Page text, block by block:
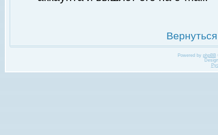
Powered by phpBB